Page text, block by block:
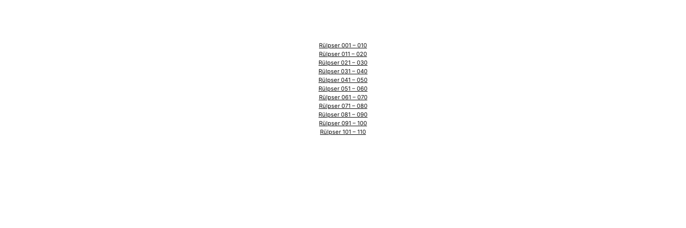
Rülpser 001 – 010
Rülpser 011 – 020
Rülpser 021 – 030
Rülpser 031 – 040
Rülpser 041 – 050
Rülpser 051 – 060
Rülpser 061 – 070
Rülpser 071 – 080
Rülpser 081 – 090
Rülpser 091 – 100
Rülpser 101 – 110